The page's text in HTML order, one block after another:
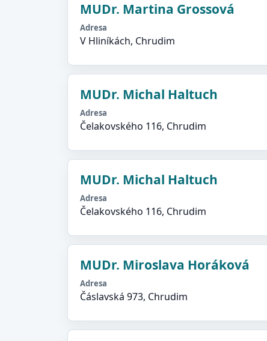
MUDr. Martina Grossová
Adresa
V Hliníkách, Chrudim
MUDr. Michal Haltuch
Adresa
Čelakovského 116, Chrudim
MUDr. Michal Haltuch
Adresa
Čelakovského 116, Chrudim
MUDr. Miroslava Horáková
Adresa
Čáslavská 973, Chrudim